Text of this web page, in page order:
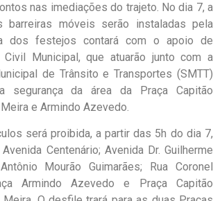
nas imediações do trajeto. No dia 7, a
barreiras móveis serão instaladas pela
dos festejos contará com o apoio de
Civil Municipal, que atuarão junto com a
de Trânsito e Transportes (SMTT)
segurança da área da Praça Capitão
e Armindo Azevedo.
será proibida, a partir das 5h do dia 7,
Centenário; Avenida Dr. Guilherme
Mourão Guimarães; Rua Coronel
Armindo Azevedo e Praça Capitão